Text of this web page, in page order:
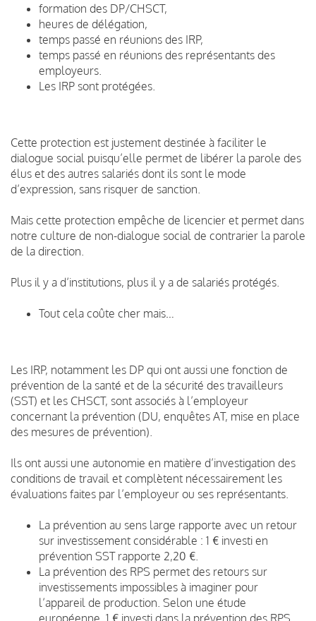
formation des DP/CHSCT,
heures de délégation,
temps passé en réunions des IRP,
temps passé en réunions des représentants des
employeurs.
Les IRP sont protégées.
Cette protection est justement destinée à faciliter le
dialogue social puisqu’elle permet de libérer la parole des
élus et des autres salariés dont ils sont le mode
d’expression, sans risquer de sanction.
Mais cette protection empêche de licencier et permet dans
notre culture de non-dialogue social de contrarier la parole
de la direction.
Plus il y a d’institutions, plus il y a de salariés protégés.
Tout cela coûte cher mais…
Les IRP, notamment les DP qui ont aussi une fonction de
prévention de la santé et de la sécurité des travailleurs
(SST) et les CHSCT, sont associés à l’employeur
concernant la prévention (DU, enquêtes AT, mise en place
des mesures de prévention).
Ils ont aussi une autonomie en matière d’investigation des
conditions de travail et complètent nécessairement les
évaluations faites par l’employeur ou ses représentants.
La prévention au sens large rapporte avec un retour
sur investissement considérable : 1 € investi en
prévention SST rapporte 2,20 €.
La prévention des RPS permet des retours sur
investissements impossibles à imaginer pour
l’appareil de production. Selon une étude
européenne, 1 € investi dans la prévention des RPS